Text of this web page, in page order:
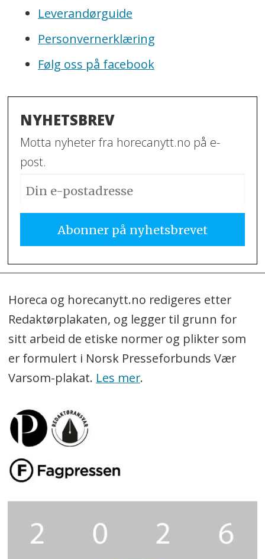
Leverandørguide
Personvernerklæring
Følg oss på facebook
NYHETSBREV
Motta nyheter fra horecanytt.no på e-
post.
Horeca og horecanytt.no redigeres etter
Redaktørplakaten, og legger til grunn for
sitt arbeid de etiske normer og plikter som
er formulert i Norsk Presseforbunds Vær
Varsom-plakat. Les mer.